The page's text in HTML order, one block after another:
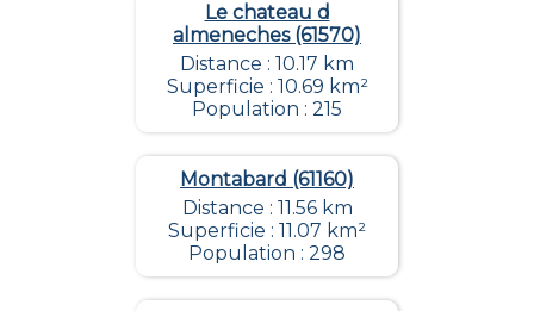
Le chateau d
almeneches (61570)
Distance : 10.17 km
Superficie : 10.69 km²
Population : 215
Montabard (61160)
Distance : 11.56 km
Superficie : 11.07 km²
Population : 298